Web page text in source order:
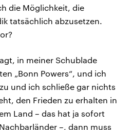
die Möglichkeit, die
tatsächlich abzusetzen.
in meiner Schublade
„Bonn Powers“, und ich
und ich schließe gar nichts
den Frieden zu erhalten in
Land – das hat ja sofort
–, dann muss